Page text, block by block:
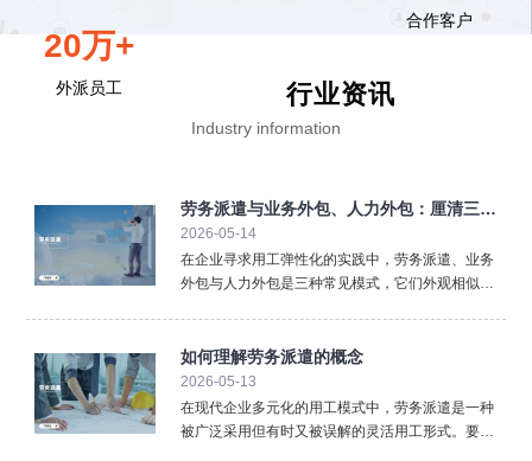
合作客户
20万+
外派员工 行业资讯
Industry information
劳务派遣与业务外包、人力外包：厘清三大
弹性用工模式
2026-05-14
在企业寻求用工弹性化的实践中，劳务派遣、业务
外包与人力外包是三种常见模式，它们外观相似却
工方式至关重要。首先，法律关系的核心不同。 这
是最根本的区别。劳
如何理解劳务派遣的概念
2026-05-13
在现代企业多元化的用工模式中，劳务派遣是一种
被广泛采用但有时又被误解的灵活用工形式。要准